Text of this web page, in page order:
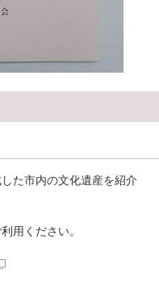
た市内の文化遺産を紹介
用ください。